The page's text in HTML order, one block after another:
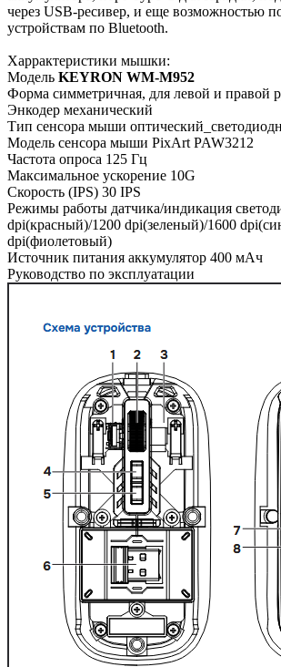
через USB-ресивер, и еще возможностью
устройствам по Bluetooth.
Харрактеристики мышки:
Модель KEYRON WM-M952
Форма симметричная, для левой и правой
Энкодер механический
Тип сенсора мыши
Модель сенсора мыши PixArt PAW3212
Частота опроса 125 Гц
Максимальное ускорение 10G
Скорость (IPS) 30 IPS
Режимы работы датчика/индикация
dpi(красный)/1200 dpi(зеленый)/1600
dpi(фиолетовый)
Источник питания аккумулятор 400 мАч
Руководство по эксплуатации